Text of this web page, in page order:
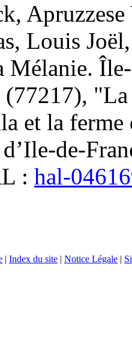
, Apruzzese
, Louis Joël
Mélanie.
(77217),
et la ferme
de-
: hal-
| Index du site | Notice Légale |